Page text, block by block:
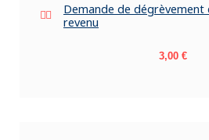
Demande de dégrèvement
revenu
Prix
3,00 €